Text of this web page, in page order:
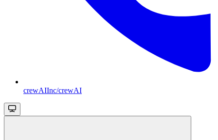
crewAIInc/crewAI